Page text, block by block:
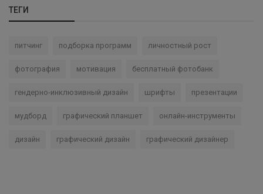
ТЕГИ
питчинг подборка программ личностный рост
фотография мотивация бесплатный фотобанк
гендерно-инклюзивный дизайн шрифты презентации
мудборд графический планшет онлайн-инструменты
дизайн графический дизайн графический дизайнер